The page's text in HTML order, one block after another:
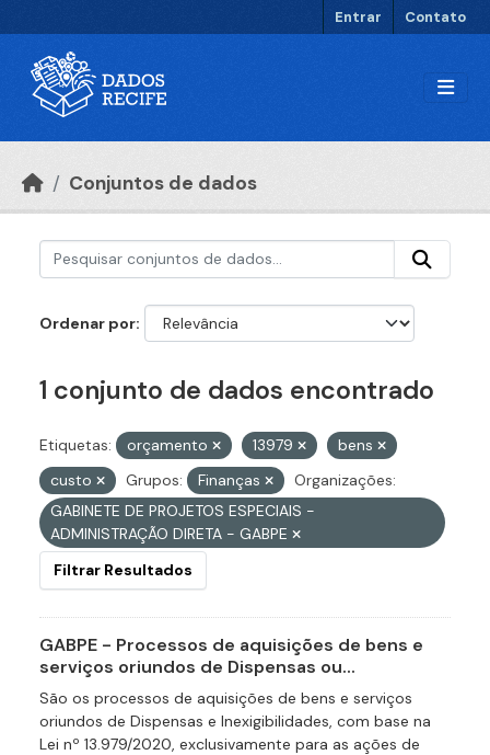
Entrar Contato
Conjuntos de dados
Ordenar por
1 conjunto de dados encontrado
Etiquetas: orçamento 13979
bens
custo
Grupos: Finanças
Organizações:
GABINETE DE PROJETOS ESPECIAIS -
ADMINISTRAÇÃO DIRETA - GABPE
Filtrar Resultados
GABPE - Processos de aquisições de bens e
serviços oriundos de Dispensas ou...
São os processos de aquisições de bens e serviços
oriundos de Dispensas e Inexigibilidades, com base na
Lei nº 13.979/2020, exclusivamente para as ações de